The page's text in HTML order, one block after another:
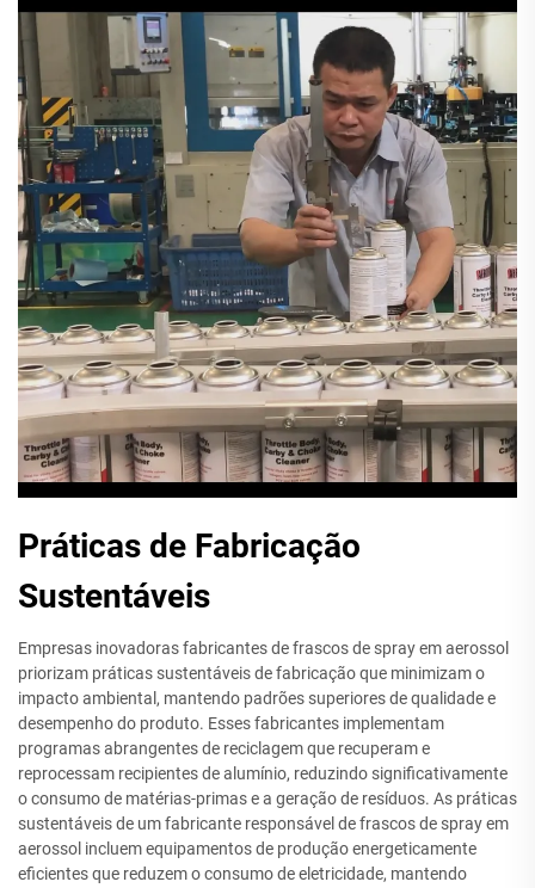
Práticas de Fabricação
Sustentáveis
Empresas inovadoras fabricantes de frascos de spray em aerossol
priorizam práticas sustentáveis de fabricação que minimizam o
impacto ambiental, mantendo padrões superiores de qualidade e
desempenho do produto. Esses fabricantes implementam
programas abrangentes de reciclagem que recuperam e
reprocessam recipientes de alumínio, reduzindo significativamente
o consumo de matérias-primas e a geração de resíduos. As práticas
sustentáveis de um fabricante responsável de frascos de spray em
aerossol incluem equipamentos de produção energeticamente
eficientes que reduzem o consumo de eletricidade, mantendo